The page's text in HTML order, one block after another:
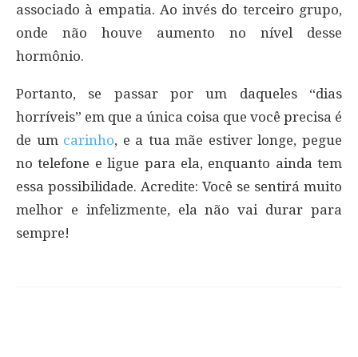
associado à empatia. Ao invés do terceiro grupo,
onde não houve aumento no nível desse
hormônio.
Portanto, se passar por um daqueles “dias
horríveis” em que a única coisa que você precisa é
de um carinho, e a tua mãe estiver longe, pegue
no telefone e ligue para ela, enquanto ainda tem
essa possibilidade. Acredite: Você se sentirá muito
melhor e infelizmente, ela não vai durar para
sempre!